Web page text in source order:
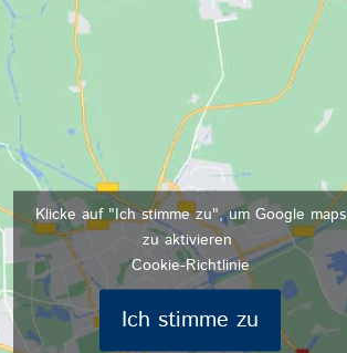
Klicke auf "Ich stimme zu", um Google maps
zu aktivieren
Cookie-Richtlinie
Ich stimme zu